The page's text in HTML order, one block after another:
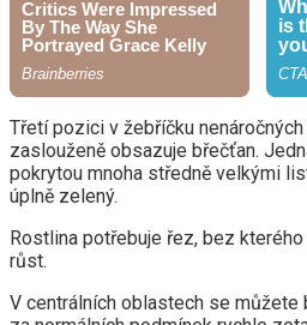
Třetí pozici v žebříčku
zaslouženě obsazuje břečťan.
pokrytou mnoha středně velkými
úplně zelený.
Rostlina potřebuje řez, bez
růst.
V centrálních oblastech se můžete